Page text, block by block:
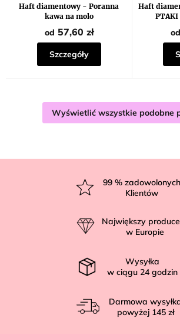
Haft diamentowy - Poranna
kawa na molo
produktu
wynosi
5,0
na
5
gwiazdek.
od 57,60 zł
Szczegóły
Haft
PTAKI
od
Wyświetlić wszystkie podobne
99 % zadowolonych
Klientów
Największy
w Europie
Wysyłka
w ciągu 24 godzin
Darmowa
powyżej 145 zł